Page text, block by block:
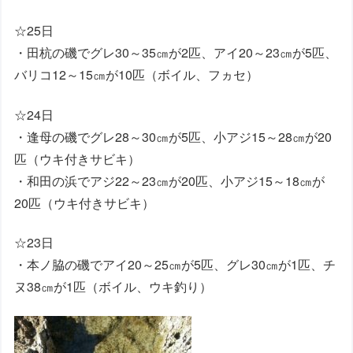
☆25日
・田杭の磯でグレ30～35㎝が2匹、アイ20～23㎝が5匹、
バリコ12～15㎝が10匹（ボイル、フヵセ）
☆24日
・逢母の磯でグレ28～30㎝が5匹、小アジ15～28㎝が20
匹（ウキ付きサビキ）
・和田の浜でアジ22～23㎝が20匹、小アジ15～18㎝が
20匹（ウキ付きサビキ）
☆23日
・本ノ脇の磯でアイ20～25㎝が5匹、グレ30㎝が1匹、チ
ヌ38㎝が1匹（ボイル、ウキ釣り）